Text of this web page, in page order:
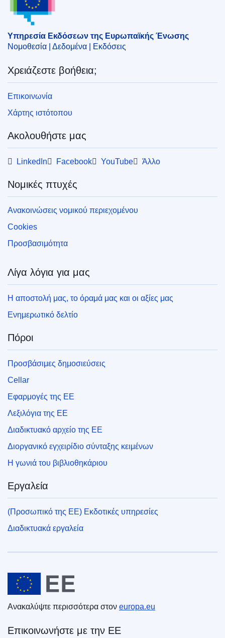
EDITION : de5c1eba-02b6-11e4-831f-01aa75ed71a1
EDITION : c055036f-c57b-11ee-95d9-01aa75ed71a1
EDITION : 2e7cc5b4-22b5-11f1-8c3a-01aa75ed71a1
Υπηρεσία Εκδόσεων της Ευρωπαϊκής Ένωσης
Νομοθεσία | Δεδομένα | Εκδόσεις
Χρειάζεστε βοήθεια;
Επικοινωνία
Χάρτης ιστότοπου
Ακολουθήστε μας
LinkedIn Facebook YouTube Άλλο
Νομικές πτυχές
Ανακοινώσεις νομικού περιεχομένου
Cookies
Προσβασιμότητα
Λίγα λόγια για μας
Η αποστολή μας, το όραμά μας και οι αξίες μας
Ενημερωτικό δελτίο
Πόροι
Προσβάσιμες δημοσιεύσεις
Cellar
Εφαρμογές της ΕΕ
Λεξιλόγια της ΕΕ
Διαδικτυακό αρχείο της ΕΕ
Διοργανικό εγχειρίδιο σύνταξης κειμένων
Η γωνιά του βιβλιοθηκάριου
Εργαλεία
(Προσωπικό της ΕΕ) Εκδοτικές υπηρεσίες
Διαδικτυακά εργαλεία
Ευρωπαϊκή Ένωση
Ανακαλύψτε περισσότερα στον europa.eu
Επικοινωνήστε με την ΕΕ